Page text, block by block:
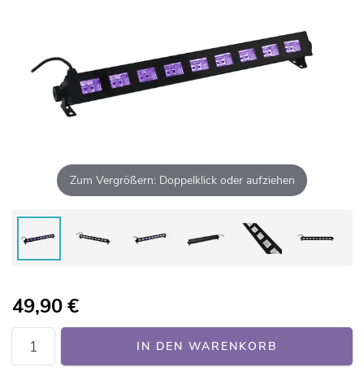
Zum Vergrößern: Doppelklick oder aufziehen
49,90€
IN DEN WARENKORB